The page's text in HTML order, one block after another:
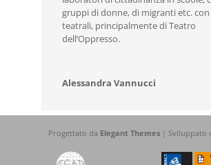
gruppi di donne, di migranti etc.
teatrali, principalmente di Teatro
dell’Oppresso.
Alessandra Vannucci
Progettato da Elegant Themes| Sviluppato